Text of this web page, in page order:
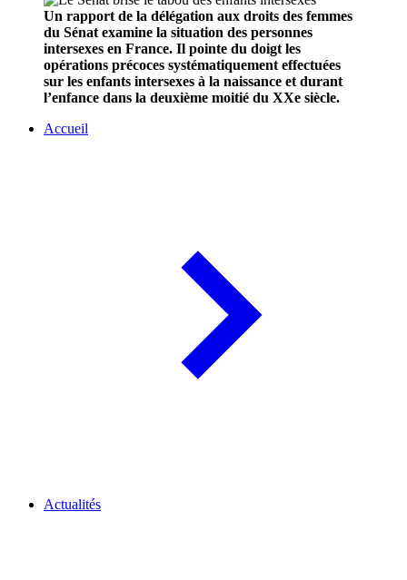
Un rapport de la délégation aux droits des femmes
du Sénat examine la situation des personnes
intersexes en France. Il pointe du doigt les
opérations précoces systématiquement effectuées
sur les enfants intersexes à la naissance et durant
l’enfance dans la deuxième moitié du XXe siècle.
Accueil
Actualités